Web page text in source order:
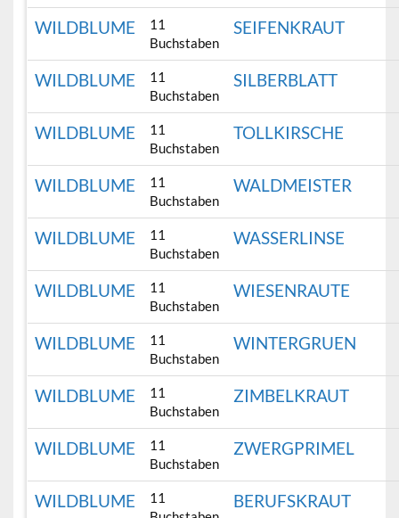
WILDBLUME
11
Buchstaben
SEIFENKRAUT
WILDBLUME
11
Buchstaben
SILBERBLATT
WILDBLUME
11
Buchstaben
TOLLKIRSCHE
WILDBLUME
11
Buchstaben
WALDMEISTER
WILDBLUME
11
Buchstaben
WASSERLINSE
WILDBLUME
11
Buchstaben
WIESENRAUTE
WILDBLUME
11
Buchstaben
WINTERGRUEN
WILDBLUME
11
Buchstaben
ZIMBELKRAUT
WILDBLUME
11
Buchstaben
ZWERGPRIMEL
WILDBLUME
11
BERUFSKRAUT